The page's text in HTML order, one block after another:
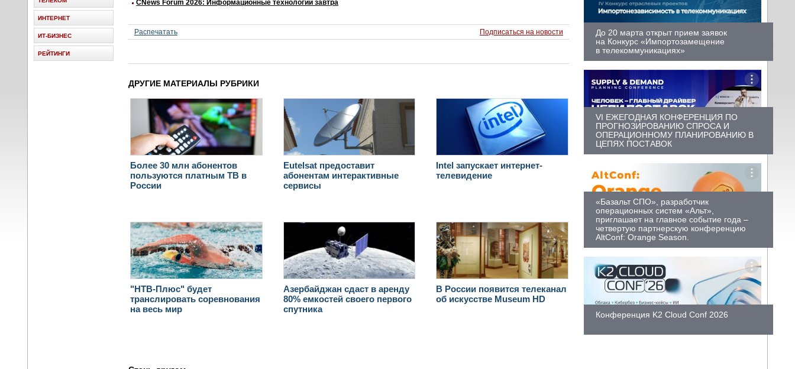
CNews Forum 2026: Информационные технологии завтра
Распечатать Подписаться на новости
ДРУГИЕ МАТЕРИАЛЫ РУБРИКИ
Более 30 млн абонентов
пользуются платным ТВ в
России
Eutelsat предоставит
абонентам интерактивные
сервисы
Intel запускает интернет-
телевидение
"НТВ-Плюс" будет
транслировать соревнования
на весь мир
Азербайджан сдаст в аренду
80% емкостей своего первого
спутника
В России появится телеканал
об искусстве Museum HD
До 20 марта открыт прием заявок
на Конкурс «Импортозамещение
в телекоммуникациях»
VI ЕЖЕГОДНАЯ КОНФЕРЕНЦИЯ ПО
ПРОГНОЗИРОВАНИЮ СПРОСА И
ОПЕРАЦИОННОМУ ПЛАНИРОВАНИЮ В
ЦЕПЯХ ПОСТАВОК
«Базальт СПО», разработчик
операционных систем «Альт»,
приглашает на главное событие года –
четвертую партнерскую конференцию
AltConf: Orange Season.
Конференция K2 Cloud Conf 2026
ИНТЕРНЕТ
ИТ-БИЗНЕС
РЕЙТИНГИ